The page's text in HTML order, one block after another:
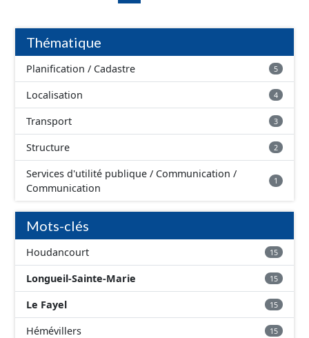
et graphiques, les annexes, les OAP et les données
de ces données, il est rappelé que seuls les documents
papier font foi et sont opposables d'un point de vue
juridique.
Thématique
Planification / Cadastre 5
Localisation 4
Transport 3
Structure 2
Services d'utilité publique / Communication /
Communication
1
Mots-clés
Houdancourt 15
Longueil-Sainte-Marie 15
Le Fayel 15
Hémévillers 15